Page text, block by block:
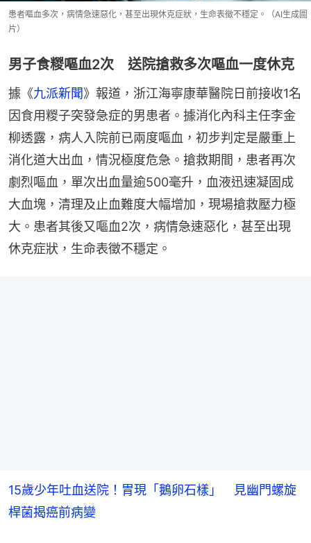
患者嘔血多次，病情急速惡化，甚至出現休克症狀，生命表徵不穩定。（AI生成圖
片）
男子食糉嘔血2次 送院搶救多次嘔血一度休克
據《九派新聞》報道，浙江海寧康華醫院日前接收1名
因食用糉子突發急症的男患者。據消化內科主任李金
柳透露，病人入院前已兩度嘔血，初步判定是嚴重上
消化道大出血，情況極度危急。搶救期間，患者再次
劇烈嘔血，單次出血量逾500毫升，血液迅速凝固成
大血塊，清理及止血難度大幅增加，現場搶救壓力極
大。患者其後又嘔血2次，病情急速惡化，甚至出現
休克症狀，生命表徵不穩定。
15歲少年吐血送院！胃現「鵝卵石樣」 見幽門螺旋
桿菌揭癌前病變